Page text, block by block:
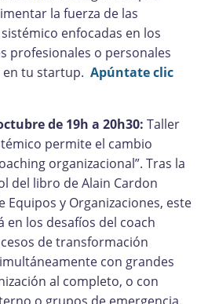
la fuerza de las
enfocadas en los
profesionales o personales
en tu startup. Apúntate clic
de 19h a 20h30: Taller
permite el cambio
organizacional”. Tras la
del libro de Alain Cardon
Equipos y Organizaciones, este
los desafíos del coach
de transformación
con grandes
al completo, o con